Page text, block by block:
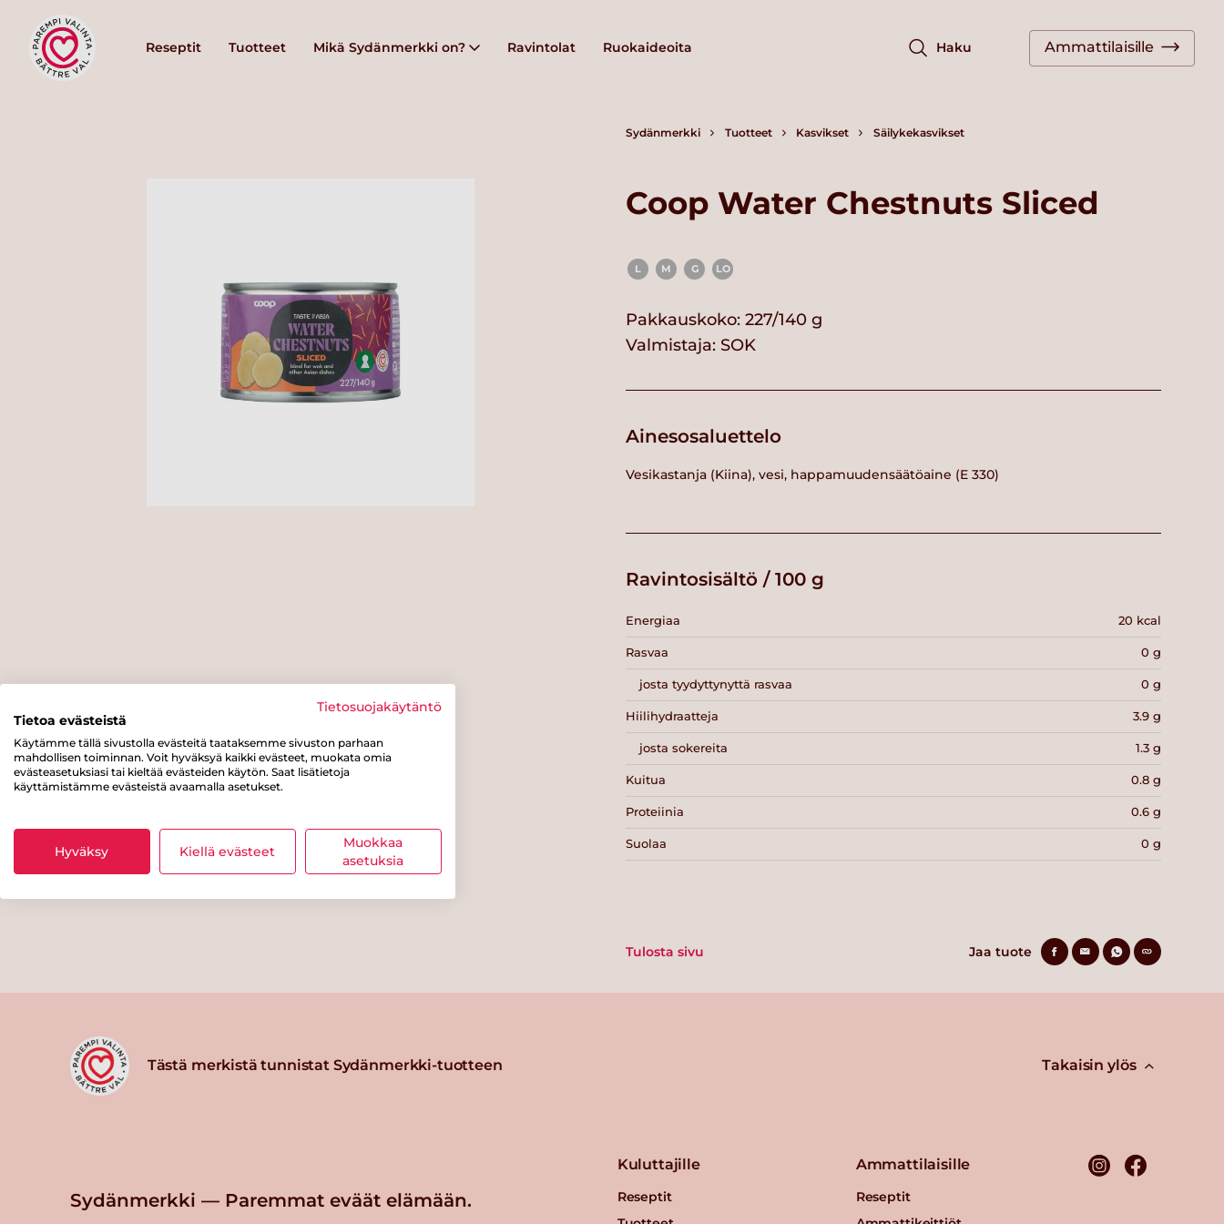
Reseptit Tuotteet Mikä Sydänmerkki on? Ravintolat Ruokaideoita Haku Ammattilaisille
Sydänmerkki Tuotteet Kasvikset Säilykekasvikset
Coop Water Chestnuts Sliced
L M G LO
Pakkauskoko: 227/140 g
Valmistaja: SOK
Ainesosaluettelo
Vesikastanja (Kiina), vesi, happamuudensäätöaine (E 330)
Ravintosisältö / 100 g
Energiaa 20 kcal
Rasvaa 0 g
josta tyydyttynyttä rasvaa 0 g
Hiilihydraatteja 3.9 g
josta sokereita 1.3 g
Kuitua 0.8 g
Proteiinia 0.6 g
Suolaa 0 g
Tulosta sivu Jaa tuote
Tästä merkistä tunnistat Sydänmerkki-tuotteen Takaisin ylös
Sydänmerkki — Paremmat eväät elämään.
Kuluttajille
Reseptit
Ammattilaisille
Reseptit
Tietosuojakäytäntö
Tietoa evästeistä
Käytämme tällä sivustolla evästeitä taataksemme sivuston parhaan
mahdollisen toiminnan. Voit hyväksyä kaikki evästeet, muokata omia
evästeasetuksiasi tai kieltää evästeiden käytön. Saat lisätietoja
käyttämistämme evästeistä avaamalla asetukset.
Hyväksy Kiellä evästeet
Muokkaa
asetuksia